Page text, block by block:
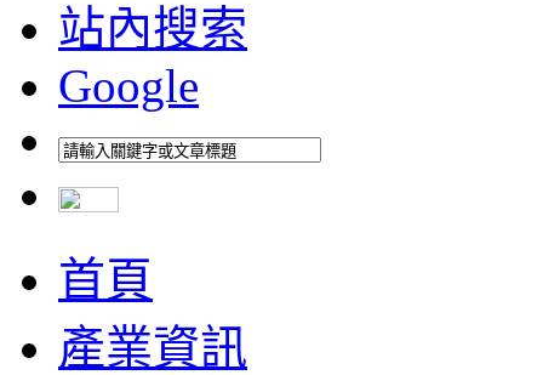
站內搜索
Google
首頁
產業資訊